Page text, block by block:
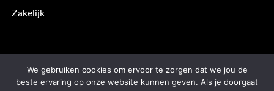
Zakelijk
We gebruiken cookies om ervoor te zorgen dat we jou de
beste ervaring op onze website kunnen geven. Als je doorgaat